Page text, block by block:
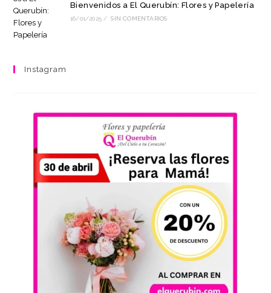
Bienvenidos a El Querubín: Flores y Papelería
16/01/2025 / SIN COMENTARIOS
Instagram